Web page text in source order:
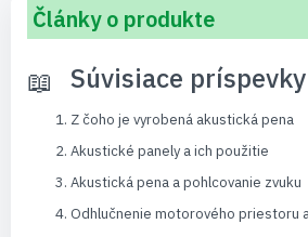
Články o produkte
Súvisiace príspevky
Z čoho je vyrobená akustická pena
Akustické panely a ich použitie
Akustická pena a pohlcovanie zvuku
Odhlučnenie motorového priestoru